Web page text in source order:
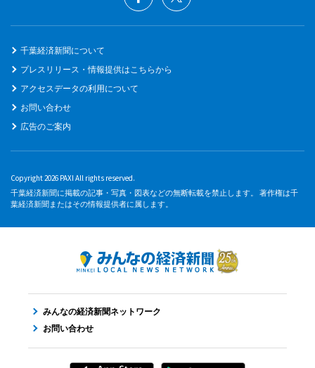
千葉経済新聞について
プレスリリース・情報提供はこちらから
アクセスデータの利用について
お問い合わせ
広告のご案内
Copyright 2026 PAXI All rights reserved.
千葉経済新聞に掲載の記事・写真・図表などの無断転載を禁止します。 著作権は千
葉経済新聞またはその情報提供者に属します。
みんなの経済新聞ネットワーク
お問い合わせ